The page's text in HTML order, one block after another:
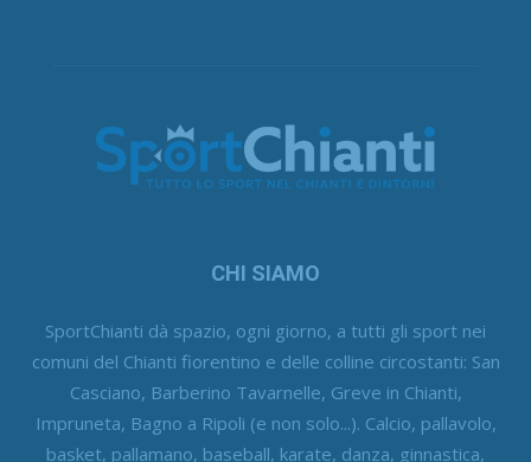
CHI SIAMO
SportChianti dà spazio, ogni giorno, a tutti gli sport nei
comuni del Chianti fiorentino e delle colline circostanti: San
Casciano, Barberino Tavarnelle, Greve in Chianti,
Impruneta, Bagno a Ripoli (e non solo...). Calcio, pallavolo,
basket, pallamano, baseball, karate, danza, ginnastica,